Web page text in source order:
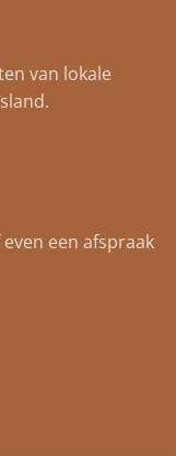
van lokale
een afspraak